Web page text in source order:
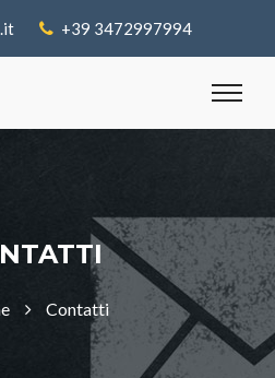
+39 3472997994
Contatti